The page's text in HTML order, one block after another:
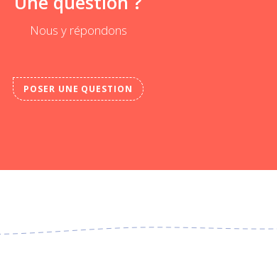
Nous y répondons
POSER UNE QUESTION